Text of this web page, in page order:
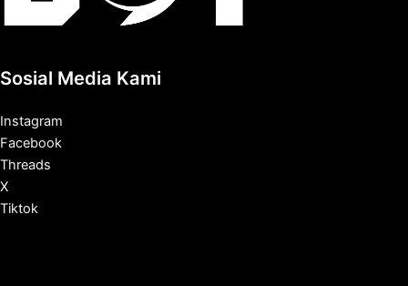
Sosial Media Kami
Instagram
Facebook
Threads
X
Tiktok